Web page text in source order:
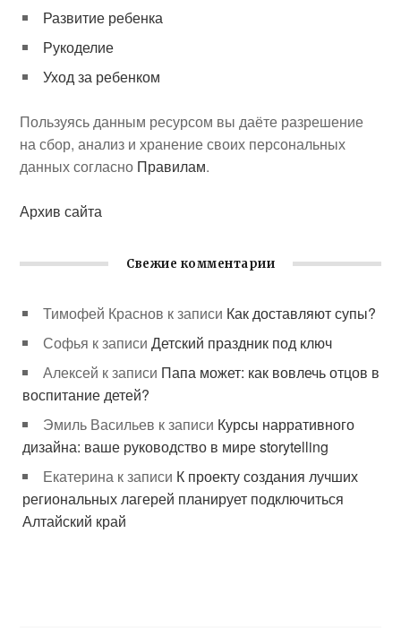
Развитие ребенка
Рукоделие
Уход за ребенком
Пользуясь данным ресурсом вы даёте разрешение
на сбор, анализ и хранение своих персональных
данных согласно Правилам.
Архив сайта
Свежие комментарии
Тимофей Краснов к записи Как доставляют супы?
Софья к записиДетский праздник под ключ
Алексей к записи Папа может: как вовлечь отцов в
воспитание детей?
Эмиль Васильев к записи Курсы нарративного
дизайна: ваше руководство в мире storytelling
Екатерина к записи К проекту создания лучших
региональных лагерей планирует подключиться
Алтайский край